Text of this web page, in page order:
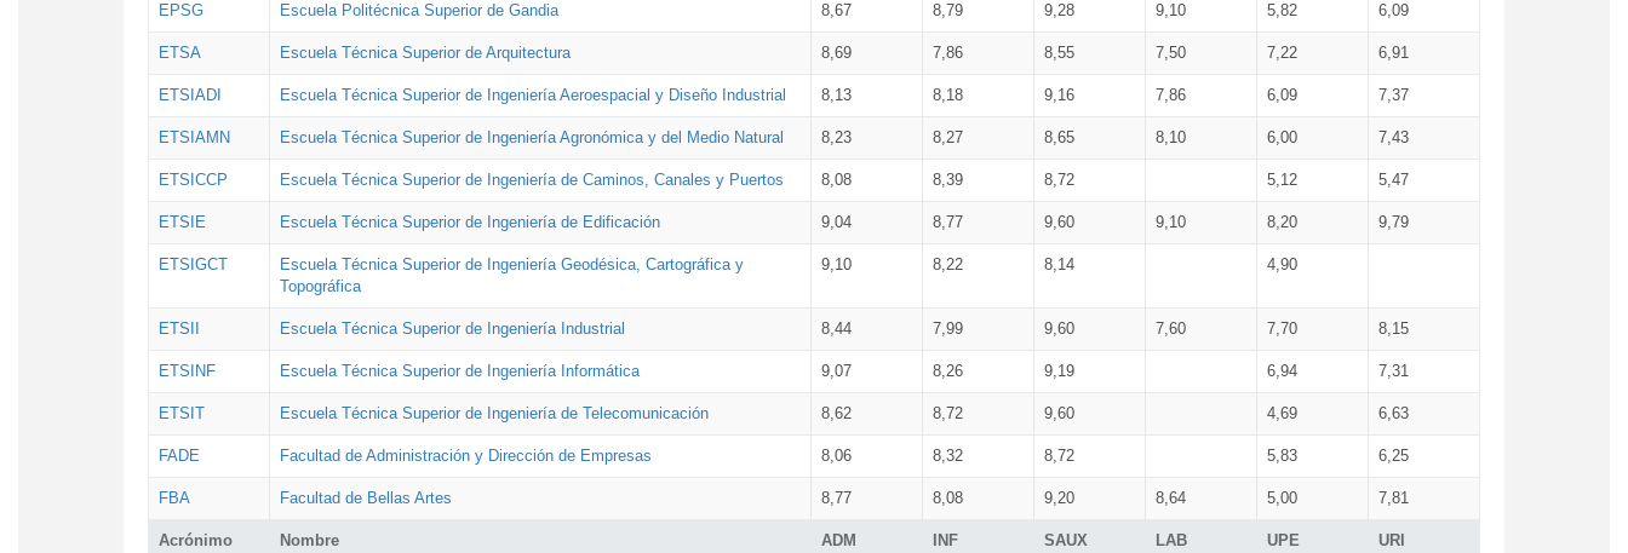
Acrónimo Nombre ADM INF SAUX LAB UPE URI
EPSG Escuela Politécnica Superior de Gandia 8,67 8,79 9,28 9,10 5,82 6,09
ETSA Escuela Técnica Superior de Arquitectura 8,69 7,86 8,55 7,50 7,22 6,91
ETSIADI Escuela Técnica Superior de Ingeniería Aeroespacial y Diseño Industrial 8,13 8,18 9,16 7,86 6,09 7,37
ETSIAMN Escuela Técnica Superior de Ingeniería Agronómica y del Medio Natural 8,23 8,27 8,65 8,10 6,00 7,43
ETSICCP Escuela Técnica Superior de Ingeniería de Caminos, Canales y Puertos 8,08 8,39 8,72 5,12 5,47
ETSIE Escuela Técnica Superior de Ingeniería de Edificación 9,04 8,77 9,60 9,10 8,20 9,79
ETSIGCT
Escuela Técnica Superior de Ingeniería Geodésica, Cartográfica y
Topográfica
9,10 8,22 8,14 4,90
ETSII Escuela Técnica Superior de Ingeniería Industrial 8,44 7,99 9,60 7,60 7,70 8,15
ETSINF Escuela Técnica Superior de Ingeniería Informática 9,07 8,26 9,19 6,94 7,31
ETSIT Escuela Técnica Superior de Ingeniería de Telecomunicación 8,62 8,72 9,60 4,69 6,63
FADE Facultad de Administración y Dirección de Empresas 8,06 8,32 8,72 5,83 6,25
FBA Facultad de Bellas Artes 8,77 8,08 9,20 8,64 5,00 7,81